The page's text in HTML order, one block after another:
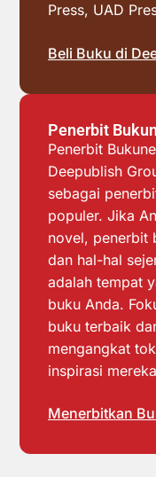
Press, UAD
Beli Buku di
Penerbit
Penerbit
Deepublish
sebagai
populer. Jika
novel, penerbit
dan hal-hal
adalah tempat
buku Anda.
buku terbaik
mengangkat
inspirasi
Menerbitkan